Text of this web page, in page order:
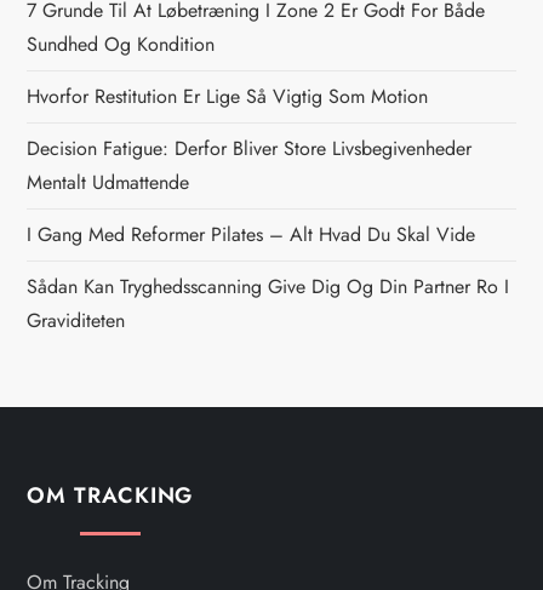
n
a
v
i
g
a
i
o
7 Grunde Til At Løbetræning I Zone 2 Er Godt For Både
Sundhed Og Kondition
Hvorfor Restitution Er Lige Så Vigtig Som Motion
Decision Fatigue: Derfor Bliver Store Livsbegivenheder
Mentalt Udmattende
I Gang Med Reformer Pilates – Alt Hvad Du Skal Vide
Sådan Kan Tryghedsscanning Give Dig Og Din Partner Ro I
Graviditeten
OM TRACKING
Om Tracking